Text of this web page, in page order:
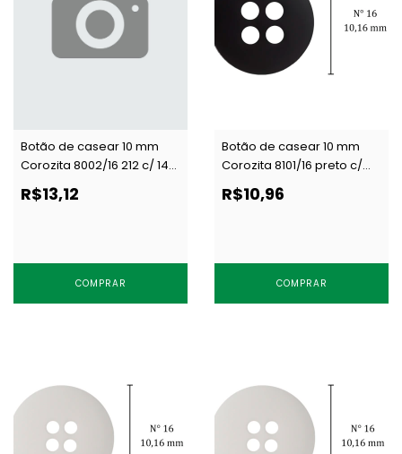
Botão de casear 10 mm
Corozita 8002/16 212 c/ 144
R$13,12
COMPRAR
Botão de casear 10 mm
Corozita 8101/16 preto c/
144 un
R$10,96
COMPRAR